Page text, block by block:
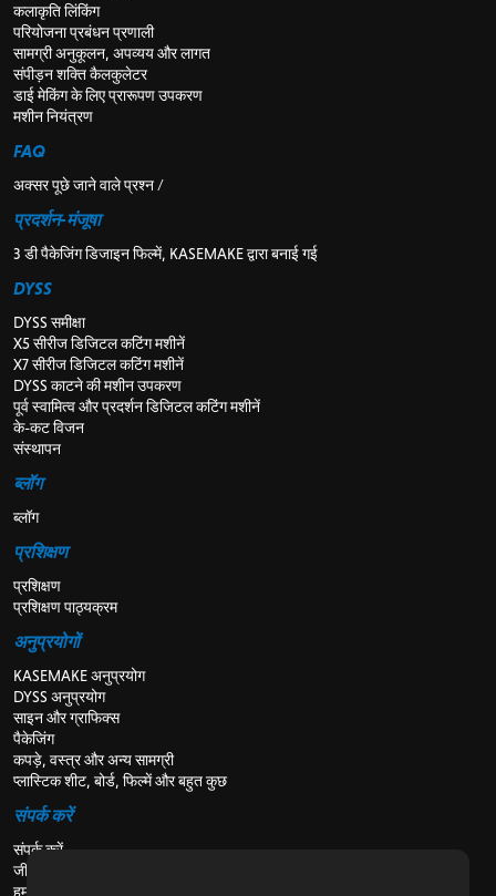
कलाकृति लिंकिंग
परियोजना प्रबंधन प्रणाली
सामग्री अनुकूलन, अपव्यय और लागत
संपीड़न शक्ति कैलकुलेटर
डाई मेकिंग के लिए प्रारूपण उपकरण
मशीन नियंत्रण
FAQ
अक्सर पूछे जाने वाले प्रश्न /
प्रदर्शन-मंजूषा
3 डी पैकेजिंग डिजाइन फिल्में, KASEMAKE द्वारा बनाई गई
DYSS
DYSS समीक्षा
X5 सीरीज डिजिटल कटिंग मशीनें
X7 सीरीज डिजिटल कटिंग मशीनें
DYSS काटने की मशीन उपकरण
पूर्व स्वामित्व और प्रदर्शन डिजिटल कटिंग मशीनें
के-कट विजन
संस्थापन
ब्लॉग
ब्लॉग
प्रशिक्षण
प्रशिक्षण
प्रशिक्षण पाठ्यक्रम
अनुप्रयोगों
KASEMAKE अनुप्रयोग
DYSS अनुप्रयोग
साइन और ग्राफिक्स
पैकेजिंग
कपड़े, वस्त्र और अन्य सामग्री
प्लास्टिक शीट, बोर्ड, फिल्में और बहुत कुछ
संपर्क करें
संपर्क करें
जीविका
हमारे बारे में